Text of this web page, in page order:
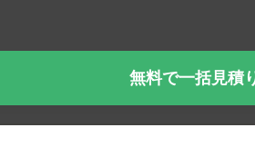
無料で一括見積